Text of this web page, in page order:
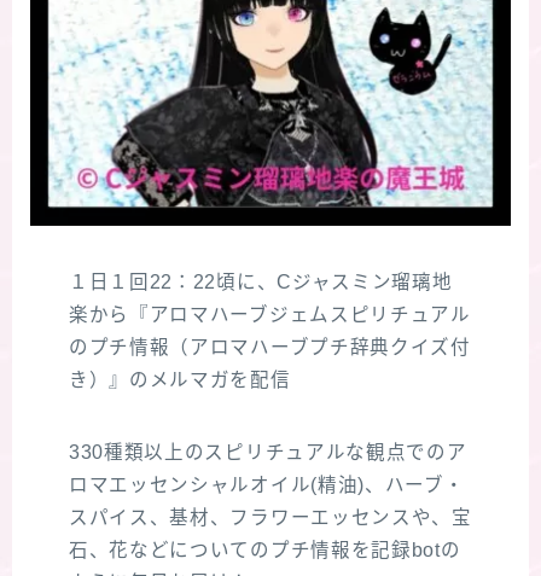
１日１回22：22頃に、Cジャスミン瑠璃地
楽から『アロマハーブジェムスピリチュアル
のプチ情報（アロマハーブプチ辞典クイズ付
き）』のメルマガを配信
330種類以上のスピリチュアルな観点でのア
ロマエッセンシャルオイル(精油)、ハーブ・
スパイス、基材、フラワーエッセンスや、宝
石、花などについてのプチ情報を記録botの